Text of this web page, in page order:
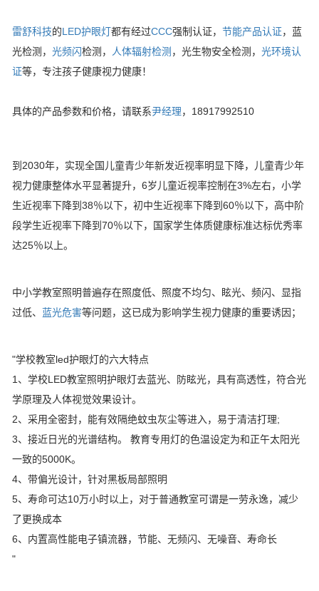
雷舒科技的LED护眼灯都有经过CCC强制认证， 节能产品认证，蓝
光检测， 光频闪检测， 人体辐射检测 ，光生物安全检测， 光环境认
证等，专注孩子健康视力健康！
具体的产品参数和价格，请联系尹经理，18917992510
到2030年，实现全国儿童青少年新发近视率明显下降，儿童青少年
视力健康整体水平显著提升，6岁儿童近视率控制在3%左右，小学
生近视率下降到38％以下，初中生近视率下降到60％以下，高中阶
段学生近视率下降到70％以下，国家学生体质健康标准达标优秀率
达25％以上。
中小学教室照明普遍存在照度低、照度不均匀、眩光、频闪、显指
过低、 蓝光危害等问题，这已成为影响学生视力健康的重要诱因；
"学校教室led护眼灯的六大特点
1、学校LED教室照明护眼灯去蓝光、防眩光，具有高透性，符合光
学原理及人体视觉效果设计。
2、采用全密封，能有效隔绝蚊虫灰尘等进入，易于清洁打理;
3、接近日光的光谱结构。 教育专用灯的色温设定为和正午太阳光
一致的5000K。
4、带偏光设计，针对黑板局部照明
5、寿命可达10万小时以上，对于普通教室可谓是一劳永逸，减少
了更换成本
6、内置高性能电子镇流器，节能、无频闪、无噪音、寿命长
"